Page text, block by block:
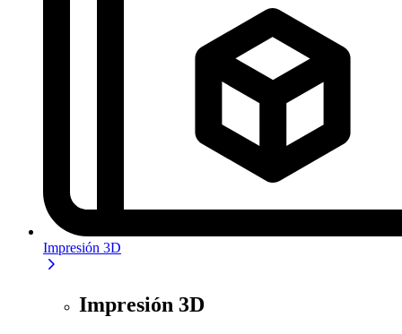
Impresión 3D
Impresión 3D